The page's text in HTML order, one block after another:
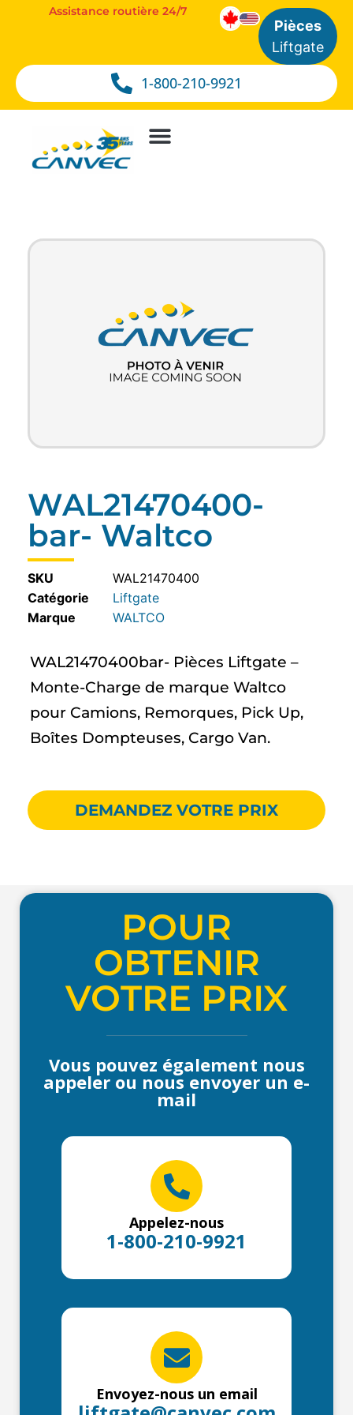
1-800-210-9921
Assistance routière 24/7
Pièces
Liftgate
WAL21470400-
bar- Waltco
SKU
WAL21470400
Catégorie
Liftgate
WALTCO
WAL21470400bar- Pièces Liftgate –
Monte-Charge de marque Waltco
pour Camions, Remorques, Pick Up,
Boîtes Dompteuses, Cargo Van.
DEMANDEZ VOTRE PRIX
POUR
OBTENIR
VOTRE PRIX
Vous pouvez également nous
appeler ou nous envoyer un e-
mail
Appelez-nous
1-800-210-9921
Envoyez-nous un email